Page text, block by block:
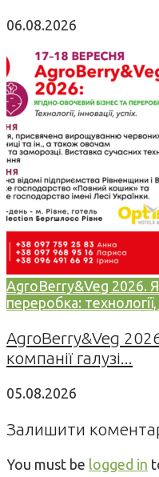
06.08.2026
AgroBerry&Veg 2026.
переробка: технології,
AgroBerry&Veg
компанії галузі...
05.08.2026
Залишити
You must be logged in